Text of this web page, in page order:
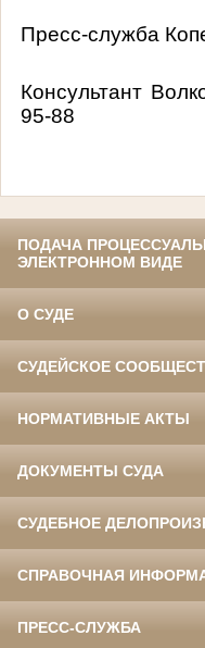
Пресс-служба
Консультант
95-88
ПОДАЧА
ЭЛЕКТРОННОМ ВИДЕ
О СУДЕ
СУДЕЙСКОЕ
НОРМАТИВНЫЕ АКТЫ
ДОКУМЕНТЫ СУДА
СУДЕБНОЕ
СПРАВОЧНАЯ
ПРЕСС-СЛУЖБА